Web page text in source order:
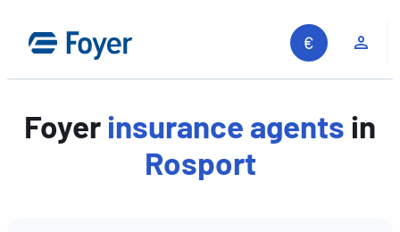
content
Foyerinsurance agents in
Rosport